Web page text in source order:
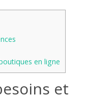
en ligne
et